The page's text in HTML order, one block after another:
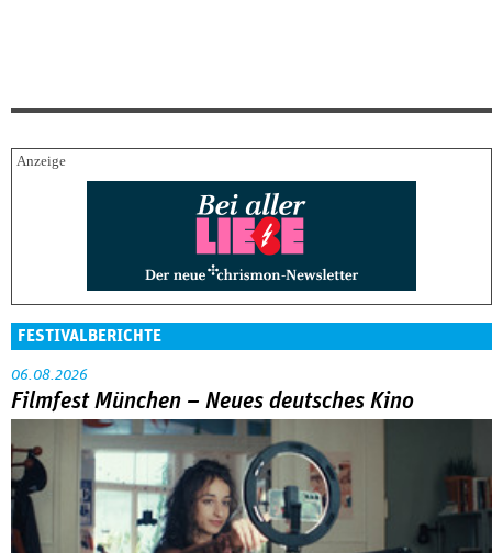
FESTIVALBERICHTE
06.08.2026
Filmfest München – Neues deutsches Kino